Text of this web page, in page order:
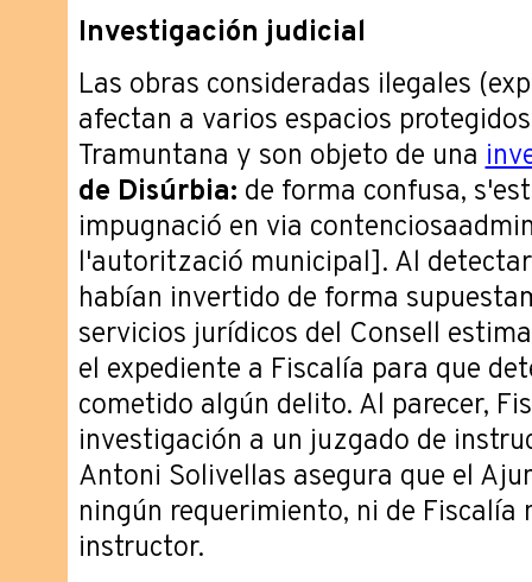
Investigación judicial
Las obras consideradas ilegales
afectan a varios espacios
Tramuntana y son objeto de una
de Disúrbia: de forma confusa,
impugnació en via
l'autorització municipal]. Al
habían invertido de forma
servicios jurídicos del Consell
el expediente a Fiscalía para que
cometido algún delito. Al parecer,
investigación a un juzgado de
Antoni Solivellas asegura que el
ningún requerimiento, ni de Fiscalía
instructor.